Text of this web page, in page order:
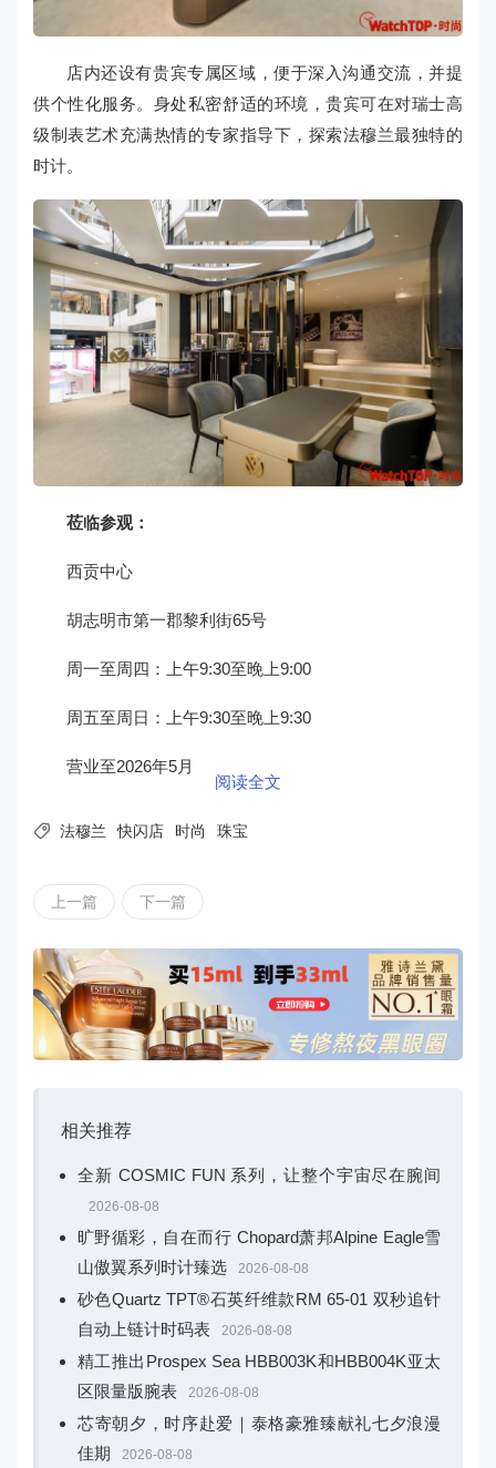
店内还设有贵宾专属区域，便于深入沟通交流，并提
供个性化服务。身处私密舒适的环境，贵宾可在对瑞士高
级制表艺术充满热情的专家指导下，探索法穆兰最独特的
时计。
莅临参观：
西贡中心
胡志明市第一郡黎利街65号
周一至周四：上午9:30至晚上9:00
周五至周日：上午9:30至晚上9:30
营业至2026年5月
阅读全文
 法穆兰 快闪店 时尚 珠宝
上一篇 下一篇
相关推荐
全新 COSMIC FUN 系列，让整个宇宙尽在腕间
2026-08-08
旷野循彩，自在而行 Chopard萧邦Alpine Eagle雪
山傲翼系列时计臻选
2026-08-08
砂色Quartz TPT®石英纤维款RM 65-01 双秒追针
自动上链计时码表
2026-08-08
精工推出Prospex Sea HBB003K和HBB004K亚太
区限量版腕表
2026-08-08
芯寄朝夕，时序赴爱｜泰格豪雅臻献礼七夕浪漫
佳期
2026-08-08